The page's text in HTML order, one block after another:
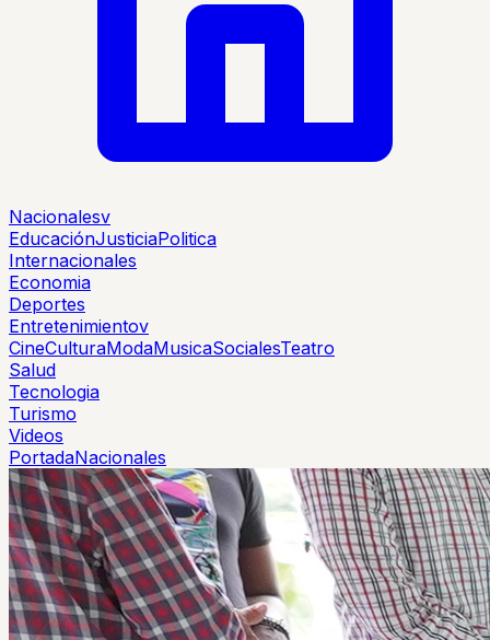
Nacionalesv
EducaciónJusticiaPolitica
Internacionales
Economia
Deportes
Entretenimientov
CineCulturaModaMusicaSocialesTeatro
Salud
Tecnologia
Turismo
Videos
PortadaNacionales